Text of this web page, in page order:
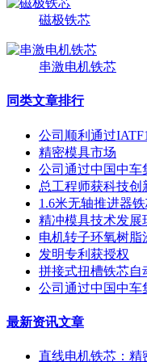
磁极铁芯
串激电机铁芯
同类文章排行
公司顺利通过
精密模具市场
公司通过中国中车
总工程师获科技创
1.6米无轴推进器
精冲模具技术发展
电机转子环氧树脂
发明专利获授权
拼接式扭槽铁芯自
公司通过中国中车
最新资讯文章
直线电机铁芯：精